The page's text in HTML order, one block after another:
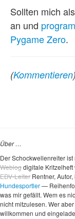
Sollten mich
an und
Pygame Zero.
(Kommentieren)
Über …
Der Schockwellenreiter
Weblogdigitale Kritzelheft
EDV-Leiter Rentner,
Hundesportler—
was mir gefällt. Wem es
nicht mitzulesen. Wer
willkommen und